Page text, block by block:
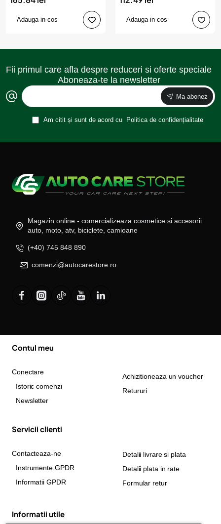
Adauga in cos Adauga in cos
Fii primul care afla despre reduceri si oferte speciale
Aboneaza-te la newsletter
Ma abonez
Am citit și sunt de acord cu Politica de confidențialitate
Magazin online - comercializeaza cosmetice si accesorii
auto, moto, atv, biciclete, camioane
(+40) 745 848 890
comenzi@autocarestore.ro
Contul meu
Conectare
Istoric comenzi
Newsletter
Achizitioneaza un voucher
Retururi
Servicii clienti
Contacteaza-ne
Instrumente GPDR
Informatii GPDR
Detalii livrare si plata
Detalii plata in rate
Formular retur
Informatii utile